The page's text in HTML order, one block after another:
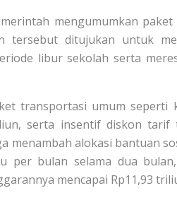
mengumumkan
tersebut ditujukan untuk
libur sekolah serta
transportasi umum seperti
serta insentif diskon tarif
menambah alokasi bantuan
per bulan selama dua
mencapai Rp11,93